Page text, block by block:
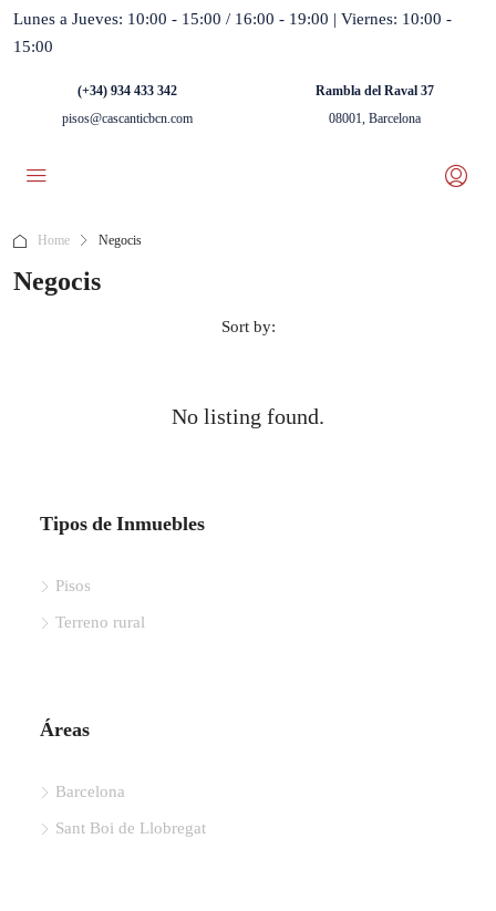
Lunes a Jueves: 10:00 - 15:00 / 16:00 - 19:00 | Viernes: 10:00 -
15:00
(+34) 934 433 342
pisos@cascanticbcn.com
Rambla del Raval 37
08001, Barcelona
Home Negocis
Negocis
Sort by:
No listing found.
Tipos de Inmuebles
Pisos
Terreno rural
Áreas
Barcelona
Sant Boi de Llobregat